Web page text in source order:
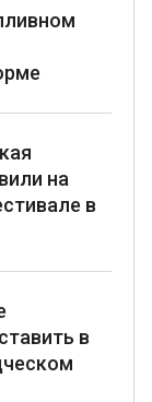
на
в
в